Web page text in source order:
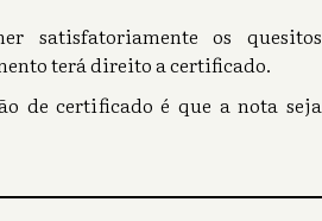
satisfatoriamente os quesitos
terá direito a certificado.
de certificado é que a nota seja